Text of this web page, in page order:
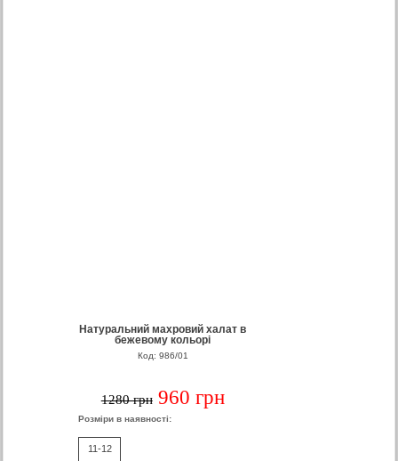
Натуральний махровий халат в
бежевому кольорі
Код: 986/01
1280 грн 960 грн
Розміри в наявності:
11-12